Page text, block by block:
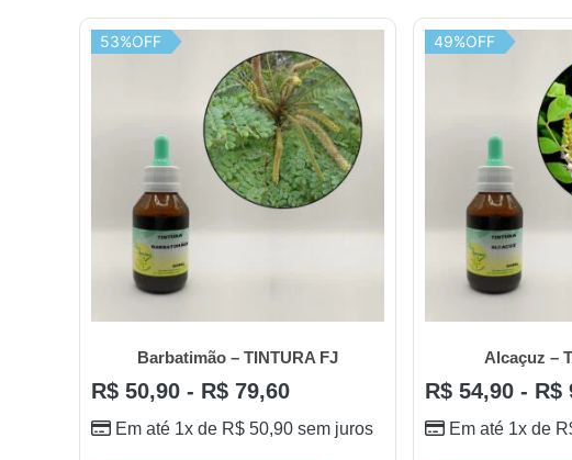
53%OFF
Barbatimão – TINTURA FJ
R$ 50,90 - R$ 79,60
Em até 1x de R$ 50,90 sem juros
49%OFF
Alcaçuz –
R$54,90 - R$
Em até 1x de